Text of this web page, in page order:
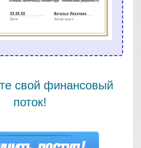
свой финансовый
поток!